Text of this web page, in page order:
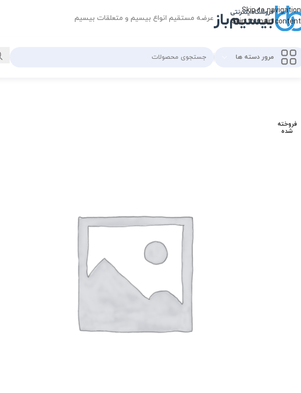
Skip to navigation
Skip to main content
عرضه مستقیم انواع بیسیم و متعلقات بیسیم
مرور دسته ها
فروخته
شده